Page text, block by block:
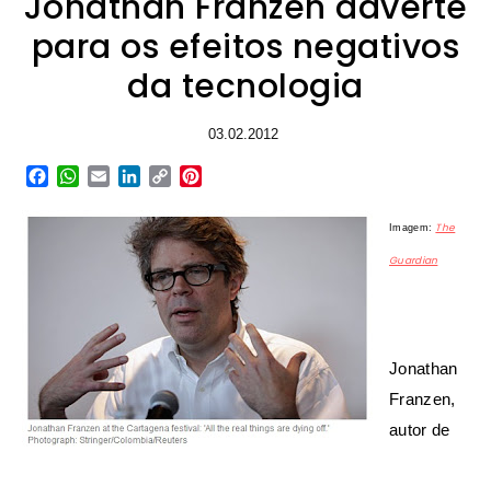
para os efeitos negativos
da tecnologia
03.02.2012
Facebook
WhatsApp
EmailLinkedIn
Copy
Imagem: The
Guardian
Jonathan
Franzen,
autor de